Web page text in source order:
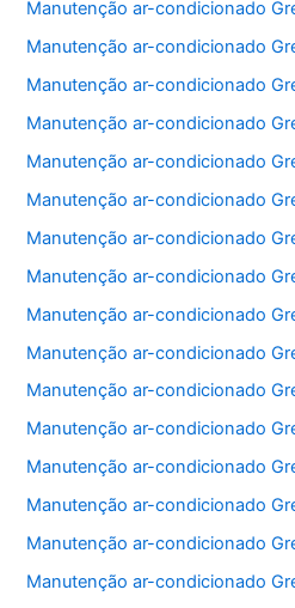
Manutenção ar-condicionado
Manutenção ar-condicionado
Manutenção ar-condicionado
Manutenção ar-condicionado
Manutenção ar-condicionado
Manutenção ar-condicionado
Manutenção ar-condicionado
Manutenção ar-condicionado
Manutenção ar-condicionado
Manutenção ar-condicionado
Manutenção ar-condicionado
Manutenção ar-condicionado
Manutenção ar-condicionado
Manutenção ar-condicionado
Manutenção ar-condicionado
Manutenção ar-condicionado